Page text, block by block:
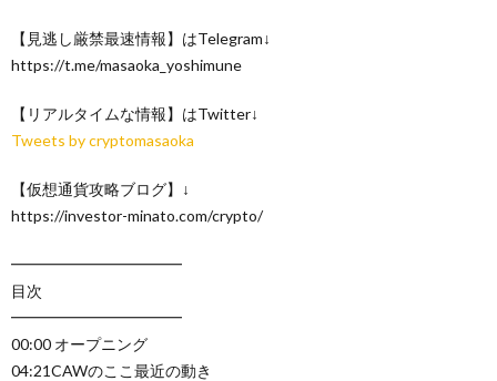
【見逃し厳禁最速情報】はTelegram↓
https://t.me/masaoka_yoshimune
【リアルタイムな情報】はTwitter↓
Tweets by cryptomasaoka
【仮想通貨攻略ブログ】↓
https://investor-minato.com/crypto/
━━━━━━━━━━━
目次
━━━━━━━━━━━
00:00 オープニング
04:21CAWのここ最近の動き